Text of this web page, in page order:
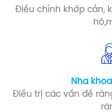
Điều chỉnh khớp cắn,
Nha
Điều trị các vấn đề